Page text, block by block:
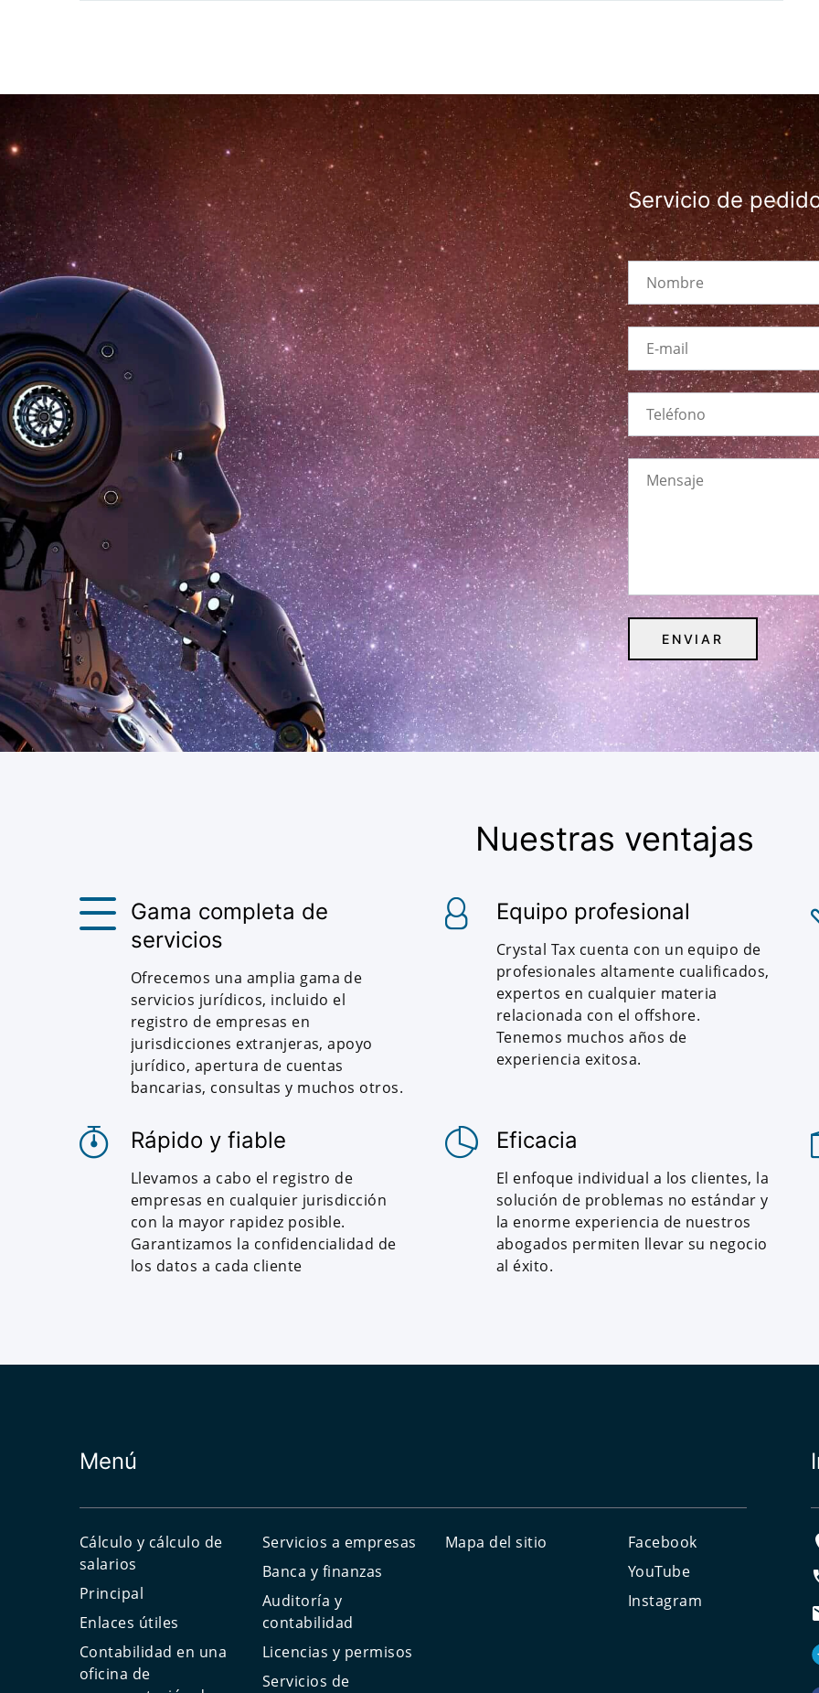
Servicio de
Nuestras ventajas
Gama completa de
servicios
Ofrecemos una amplia gama de
servicios jurídicos, incluido el
registro de empresas en
jurisdicciones extranjeras, apoyo
jurídico, apertura de cuentas
bancarias, consultas y muchos otros.
Equipo profesional
Crystal Tax cuenta con un equipo de
profesionales altamente cualificados,
expertos en cualquier materia
relacionada con el offshore.
Tenemos muchos años de
experiencia exitosa.
Rápido y fiable
Llevamos a cabo el registro de
empresas en cualquier jurisdicción
con la mayor rapidez posible.
Garantizamos la confidencialidad de
los datos a cada cliente
Eficacia
El enfoque individual a los clientes, la
solución de problemas no estándar y
la enorme experiencia de nuestros
abogados permiten llevar su negocio
al éxito.
Menú
Cálculo y cálculo de
salarios
Principal
Enlaces útiles
Contabilidad en una
oficina de
Servicios a empresas
Banca y finanzas
Auditoría y
contabilidad
Licencias y permisos
Servicios de
Mapa del sitio
Facebook
YouTube
Instagram